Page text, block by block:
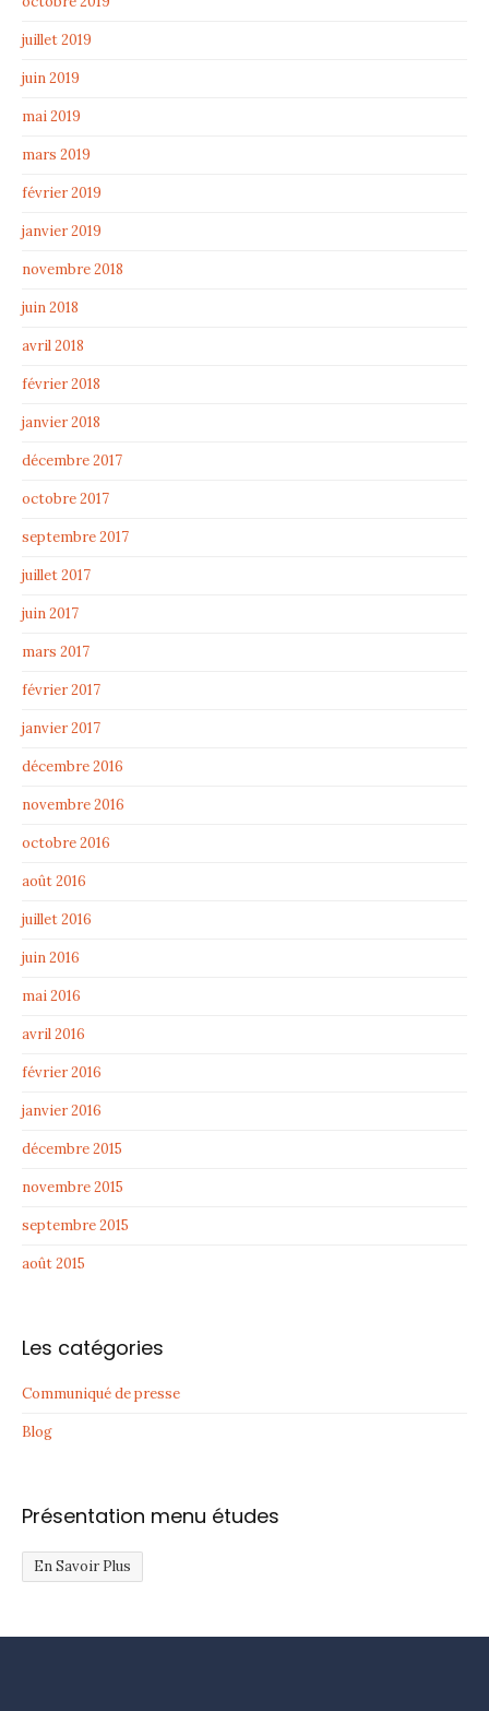
juillet 2019
juin 2019
mai 2019
mars 2019
février 2019
janvier 2019
novembre 2018
juin 2018
avril 2018
février 2018
janvier 2018
décembre 2017
octobre 2017
septembre 2017
juillet 2017
juin 2017
mars 2017
février 2017
janvier 2017
décembre 2016
novembre 2016
octobre 2016
août 2016
juillet 2016
juin 2016
mai 2016
avril 2016
février 2016
janvier 2016
décembre 2015
novembre 2015
septembre 2015
août 2015
Les catégories
Communiqué de presse
Blog
Présentation menu études
En Savoir Plus